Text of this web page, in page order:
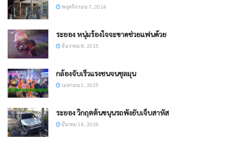
พฤศจิกายน 7, 2024
ระยอง หนุ่มร้องใจจะขาดช่วยแฟนด้วย
ธันวาคม 8, 2025
กล้องจับเร็วแรงชนจนชุลมุน
เมษายน 1, 2025
ระยอง วิกฤตต้นขนุนรถพังยับเจ็บสาหัส
มีนาคม 14, 2026